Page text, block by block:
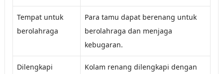
Tempat untuk
berolahraga
Para tamu dapat berenang untuk
berolahraga dan menjaga
kebugaran.
Dilengkapi
Kolam renang dilengkapi dengan